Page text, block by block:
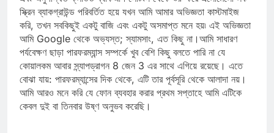
এবং অনুপস্থিত ক্লাউড ব্যাকআপ সেটিংস থেকে শুরু করে এলোমেলো লক
স্ক্রিন ব্যাকগ্রাউন্ড পরিবর্তিত হয়ে যখন আমি আমার অভিজ্ঞতা কাস্টমাইজ
করি, তখন সবকিছুই একটু বাজি এবং একটু অসমাপ্ত মনে হয়৷ এই অভিজ্ঞতা
আমি Google থেকে অভ্যস্ত; স্যামসাং, এত কিছু না।আমি সাধারণ
পর্যবেক্ষণ ছাড়া পারফরম্যান্স সম্পর্কে খুব বেশি কিছু বলতে পারি না যে
কোয়ালকম আবার স্ন্যাপড্রাগন 8 জেন 3 এর সাথে এগিয়ে রয়েছে। এতে
বোঝা যায়: পারফরম্যান্সের দিক থেকে, এটি তার পূর্বসূরি থেকে আলাদা নয়।
আমি আরও মনে করি যে ফোন ব্যবহার করার প্রথম সপ্তাহে আমি এটিকে